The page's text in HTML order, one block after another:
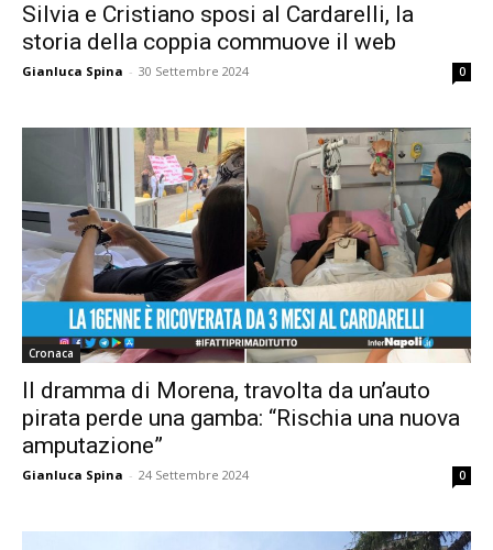
Silvia e Cristiano sposi al Cardarelli, la
storia della coppia commuove il web
Gianluca Spina - 30 Settembre 2024 0
Cronaca
Il dramma di Morena, travolta da un’auto
pirata perde una gamba: “Rischia una nuova
amputazione”
Gianluca Spina - 24 Settembre 2024 0